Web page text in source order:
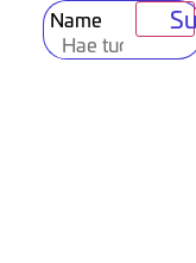
Name